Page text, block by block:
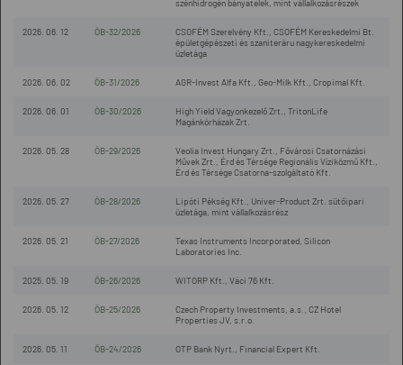
szénhidrogén bányatelek, mint vállalkozásrészek
2026. 06. 12 ÖB-32/2026
CSOFÉM Szerelvény Kft., CSOFÉM Kereskedelmi Bt.
épületgépészeti és szaniteráru nagykereskedelmi
üzletága
2026. 06. 02 ÖB-31/2026 AGR-Invest Alfa Kft., Geo-Milk Kft., Cropimal Kft.
2026. 06. 01 ÖB-30/2026
High Yield Vagyonkezelő Zrt., TritonLife
Magánkórházak Zrt.
2026. 05. 28 ÖB-29/2026
Veolia Invest Hungary Zrt., Fővárosi Csatornázási
Művek Zrt., Érd és Térsége Regionális Víziközmű Kft.,
Érd és Térsége Csatorna-szolgáltató Kft.
2026. 05. 27 ÖB-28/2026
Lipóti Pékség Kft., Univer-Product Zrt. sütőipari
üzletága, mint vállalkozásrész
2026. 05. 21 ÖB-27/2026
Texas Instruments Incorporated, Silicon
Laboratories Inc.
2025. 05. 19 ÖB-26/2026 WITORP Kft., Váci 76 Kft.
2026. 05. 12 ÖB-25/2026
Czech Property Investments, a.s., CZ Hotel
Properties JV, s.r.o.
2026. 05. 11 ÖB-24/2026 OTP Bank Nyrt., Financial Expert Kft.